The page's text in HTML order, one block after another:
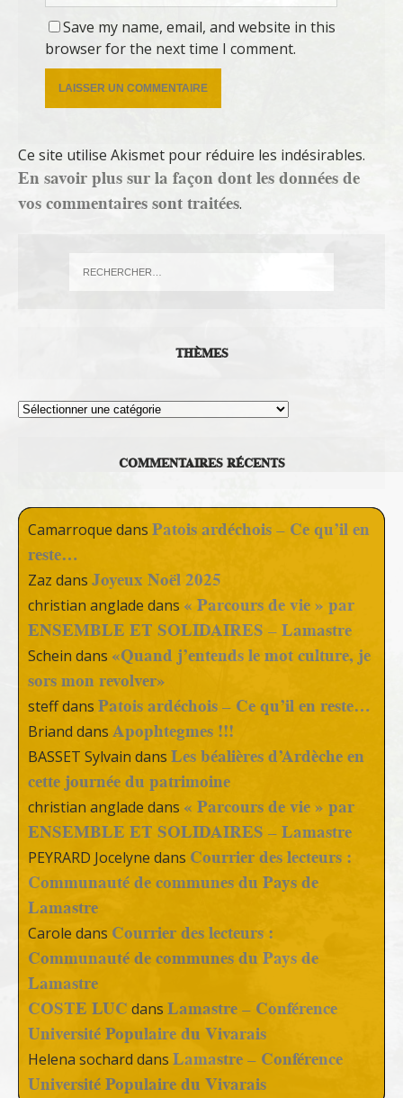
Save my name, email, and website in this
browser for the next time I comment.
Ce site utilise Akismet pour réduire les indésirables.
En savoir plus sur la façon dont les données de
vos commentaires sont traitées.
THÈMES
Thèmes
COMMENTAIRES RÉCENTS
Camarroque dans Patois ardéchois – Ce qu’il en
reste…
Zaz dans Joyeux Noël 2025
christian anglade dans « Parcours de vie » par
ENSEMBLE ET SOLIDAIRES – Lamastre
Schein dans «Quand j’entends le mot culture, je
sors mon revolver»
steffdans Patois ardéchois – Ce qu’il en reste…
Briand dans Apophtegmes !!!
BASSET Sylvain dans Les béalières d’Ardèche en
cette journée du patrimoine
christian anglade dans « Parcours de vie » par
ENSEMBLE ET SOLIDAIRES – Lamastre
PEYRARD Jocelyne dans Courrier des lecteurs :
Communauté de communes du Pays de
Lamastre
Carole dans Courrier des lecteurs :
Communauté de communes du Pays de
Lamastre
COSTE LUC dans Lamastre – Conférence
Université Populaire du Vivarais
Helena sochard dans Lamastre – Conférence
Université Populaire du Vivarais